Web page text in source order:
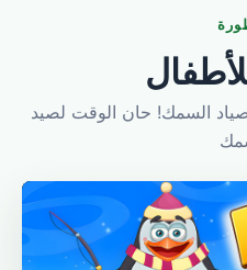
السمك! حان الوقت لصيد